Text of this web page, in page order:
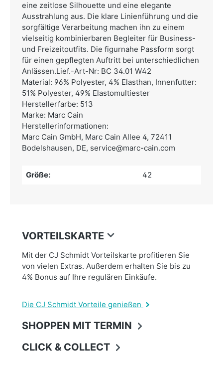
eine zeitlose Silhouette und eine elegante
Ausstrahlung aus. Die klare Linienführung und die
sorgfältige Verarbeitung machen ihn zu einem
vielseitig kombinierbaren Begleiter für Business-
und Freizeitoutfits. Die figurnahe Passform sorgt
für einen gepflegten Auftritt bei unterschiedlichen
Anlässen.Lief.-Art-Nr: BC 34.01 W42
Material: 96% Polyester, 4% Elasthan, Innenfutter:
51% Polyester, 49% Elastomultiester
Herstellerfarbe: 513
Marke: Marc Cain
Herstellerinformationen:
Marc Cain GmbH, Marc Cain Allee 4, 72411
Bodelshausen, DE, service@marc-cain.com
Größe: 42
VORTEILSKARTE
Mit der CJ Schmidt Vorteilskarte profitieren Sie
von vielen Extras. Außerdem erhalten Sie bis zu
4% Bonus auf Ihre regulären Einkäufe.
Die CJ Schmidt Vorteile genießen
SHOPPEN MIT TERMIN
CLICK & COLLECT